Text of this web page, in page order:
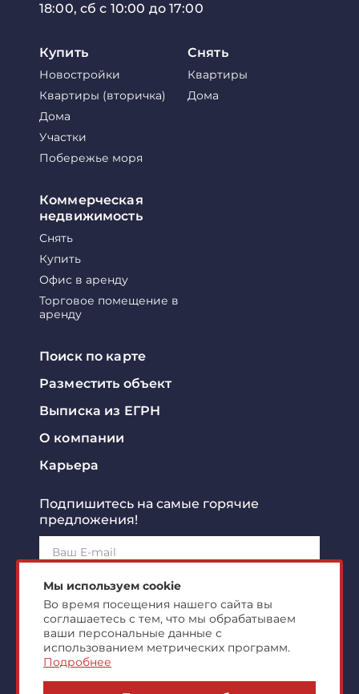
18:00, сб с 10:00 до 17:00
Купить
Новостройки
Квартиры (вторичка)
Дома
Участки
Побережье моря
Снять
Квартиры
Дома
Коммерческая
недвижимость
Снять
Купить
Офис в аренду
Торговое помещение в
аренду
Поиск по карте
Разместить объект
Выписка из ЕГРН
О компании
Карьера
Подпишитесь на самые горячие
предложения!
Подписаться!
Я ознакомлен сполитикой конфиденциальности
согласен наобработку персональных данных
Мы используем cookie
Во время посещения нашего сайта вы
соглашаетесь с тем, что мы обрабатываем
ваши персональные данные с
использованием метрических программ.
Подробнее